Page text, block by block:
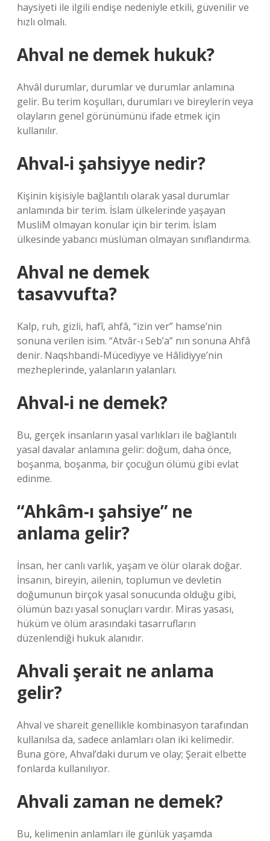
haysiyeti ile ilgili endişe nedeniyle etkili, güvenilir ve
hızlı olmalı.
Ahval ne demek hukuk?
Ahvâl durumlar, durumlar ve durumlar anlamına
gelir. Bu terim koşulları, durumları ve bireylerin veya
olayların genel görünümünü ifade etmek için
kullanılır.
Ahval-i şahsiyye nedir?
Kişinin kişisiyle bağlantılı olarak yasal durumlar
anlamında bir terim. İslam ülkelerinde yaşayan
MusliM olmayan konular için bir terim. İslam
ülkesinde yabancı müslüman olmayan sınıflandırma.
Ahval ne demek
tasavvufta?
Kalp, ruh, gizli, hafî, ahfâ, “izin ver” hamse’nin
sonuna verilen isim. “Atvâr-ı Seb’a” nın sonuna Ahfâ
denir. Naqshbandi-Mücediyye ve Hâlidiyye’nin
mezheplerinde, yalanların yalanları.
Ahval-i ne demek?
Bu, gerçek insanların yasal varlıkları ile bağlantılı
yasal davalar anlamına gelir: doğum, daha önce,
boşanma, boşanma, bir çocuğun ölümü gibi evlat
edinme.
“Ahkâm-ı şahsiye” ne
anlama gelir?
İnsan, her canlı varlık, yaşam ve ölür olarak doğar.
İnsanın, bireyin, ailenin, toplumun ve devletin
doğumunun birçok yasal sonucunda olduğu gibi,
ölümün bazı yasal sonuçları vardır. Miras yasası,
hüküm ve ölüm arasındaki tasarrufların
düzenlendiği hukuk alanıdır.
Ahvali şerait ne anlama
gelir?
Ahval ve shareit genellikle kombinasyon tarafından
kullanılsa da, sadece anlamları olan iki kelimedir.
Buna göre, Ahval’daki durum ve olay; Şerait elbette
fonlarda kullanılıyor.
Ahvali zaman ne demek?
Bu, kelimenin anlamları ile günlük yaşamda